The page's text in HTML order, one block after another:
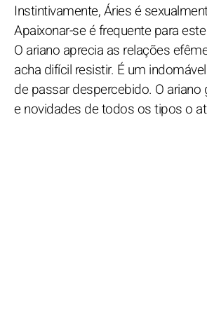
Instintivamente, Áries é
Apaixonar-se é frequente para
O ariano aprecia as relações
acha difícil resistir. É um
de passar despercebido. O
e novidades de todos os tipos o